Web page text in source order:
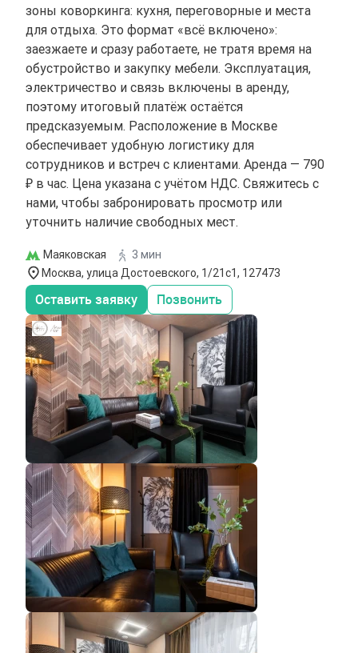
зоны коворкинга: кухня, переговорные и места
для отдыха. Это формат «всё включено»:
заезжаете и сразу работаете, не тратя время на
обустройство и закупку мебели. Эксплуатация,
электричество и связь включены в аренду,
поэтому итоговый платёж остаётся
предсказуемым. Расположение в Москве
обеспечивает удобную логистику для
сотрудников и встреч с клиентами. Аренда — 790
₽ в час. Цена указана с учётом НДС. Свяжитесь с
нами, чтобы забронировать просмотр или
уточнить наличие свободных мест.
Маяковская
3 мин
Москва, улица Достоевского, 1/21с1, 127473
Оставить заявку Позвонить